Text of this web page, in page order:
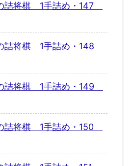
詰将棋 1手詰め・147
詰将棋 1手詰め・148
詰将棋 1手詰め・149
詰将棋 1手詰め・150